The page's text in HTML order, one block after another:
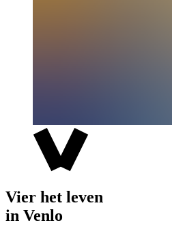
Vier het leven
in Venlo